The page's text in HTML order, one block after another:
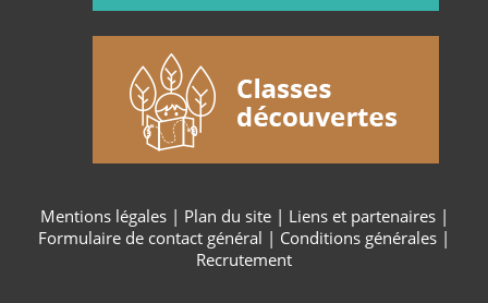
Mentions légales| Plan du site| Liens et partenaires |
Formulaire de contact général | Conditions générales |
Recrutement